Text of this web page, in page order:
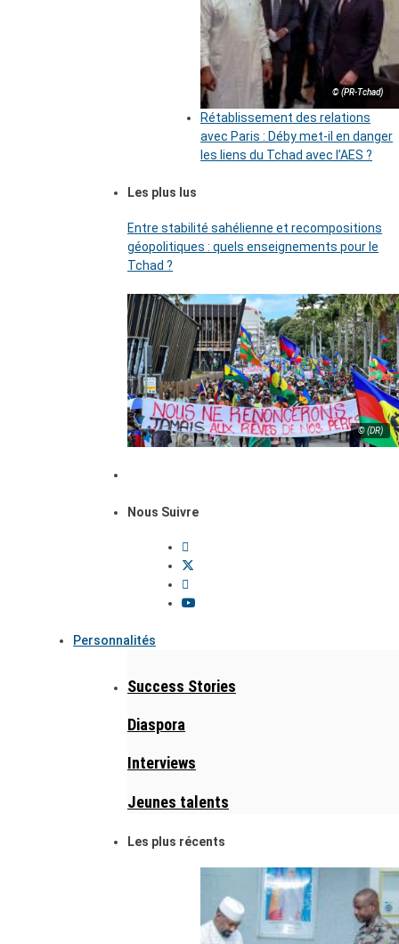
© (PR-Tchad)
Rétablissement des relations
avec Paris : Déby met-il en danger
les liens du Tchad avec l’AES ?
Les plus lus
Entre stabilité sahélienne et recompositions
géopolitiques : quels enseignements pour le
Tchad ?
© (DR)
Nous Suivre
Personnalités
Success Stories
Diaspora
Interviews
Jeunes talents
Les plus récents